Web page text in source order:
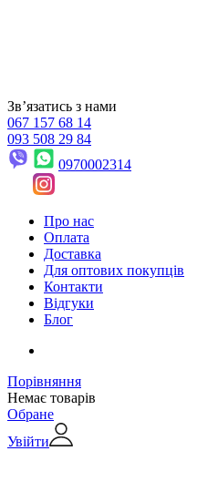
Звʼязатись з нами
067 157 68 14
093 508 29 84
0970002314
Про нас
Оплата
Доставка
Для оптових покупців
Контакти
Відгуки
Блог
Порівняння
Немає товарів
Обране
Увійти